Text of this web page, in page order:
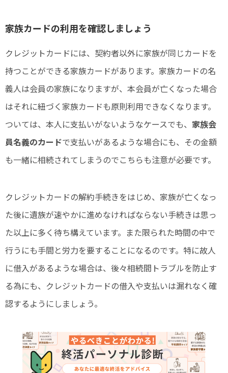
家族カードの利用を確認しましょう
クレジットカードには、契約者以外に家族が同じカードを
持つことができる家族カードがあります。家族カードの名
義人は会員の家族になりますが、本会員が亡くなった場合
はそれに紐づく家族カードも原則利用できなくなります。
ついては、本人に支払いがないようなケースでも、 家族会
員名義のカードで支払いがあるような場合にも、その金額
も一緒に相続されてしまうのでこちらも注意が必要です。
クレジットカードの解約手続きをはじめ、家族が亡くなっ
た後に遺族が速やかに進めなければならない手続きは思っ
た以上に多く待ち構えています。また限られた時間の中で
行うにも手間と労力を要することになるのです。特に故人
に借入があるような場合は、後々相続間トラブルを防止す
る為にも、クレジットカードの借入や支払いは漏れなく確
認するようにしましょう。